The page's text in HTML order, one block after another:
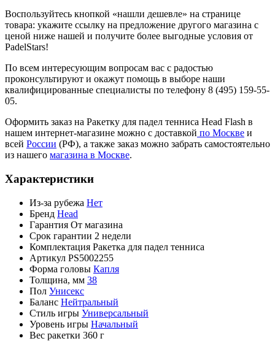
Воспользуйтесь кнопкой «нашли дешевле» на странице
товара: укажите ссылку на предложение другого магазина с
ценой ниже нашей и получите более выгодные условия от
PadelStars!
По всем интересующим вопросам вас с радостью
проконсультируют и окажут помощь в выборе наши
квалифицированные специалисты по телефону 8 (495) 159-55-
05.
Оформить заказ на Ракетку для падел тенниса Head Flash в
нашем интернет-магазине можно с доставкой по Москве и
всей России (РФ), а также заказ можно забрать самостоятельно
из нашего магазина в Москве.
Характеристики
Из-за рубежа Нет
Бренд Head
Гарантия От магазина
Срок гарантии 2 недели
Комплектация Ракетка для падел тенниса
Артикул PS5002255
Форма головы Капля
Толщина, мм 38
Пол Унисекс
Баланс Нейтральный
Стиль игры Универсальный
Уровень игры Начальный
Вес ракетки 360 г